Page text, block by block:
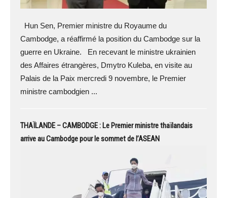
Hun Sen, Premier ministre du Royaume du
Cambodge, a réaffirmé la position du Cambodge sur la
guerre en Ukraine. En recevant le ministre ukrainien
des Affaires étrangères, Dmytro Kuleba, en visite au
Palais de la Paix mercredi 9 novembre, le Premier
ministre cambodgien ...
THAÏLANDE – CAMBODGE : Le Premier ministre thaïlandais
arrive au Cambodge pour le sommet de l’ASEAN